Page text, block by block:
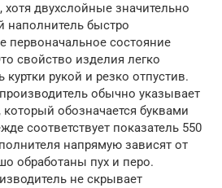
двухслойные значительно
наполнитель быстро
первоначальное состояние
свойство изделия легко
куртки рукой и резко отпустив.
обычно указывает
обозначается буквами
соответствует показатель 550
напрямую зависят от
обработаны пух и перо.
не скрывает